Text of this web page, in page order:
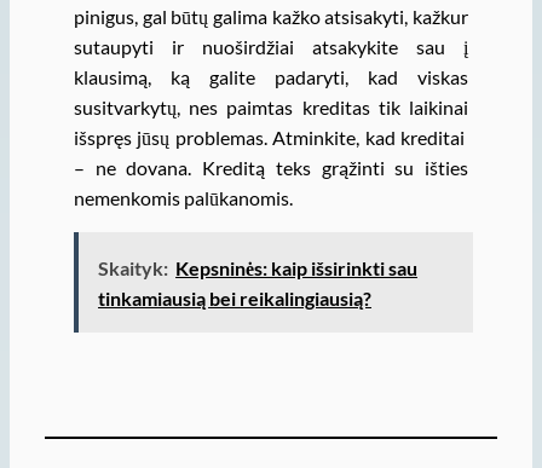
pinigus, gal būtų galima kažko atsisakyti, kažkur
sutaupyti ir nuoširdžiai atsakykite sau į
klausimą, ką galite padaryti, kad viskas
susitvarkytų, nes paimtas kreditas tik laikinai
išspręs jūsų problemas. Atminkite, kad kreditai
– ne dovana. Kreditą teks grąžinti su išties
nemenkomis palūkanomis.
Skaityk: Kepsninės: kaip išsirinkti sau
tinkamiausią bei reikalingiausią?